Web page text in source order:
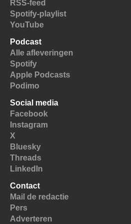
RSS-feed
Spotify-playlist
YouTube
Podcast
Alle afleveringen
Spotify
Apple Podcasts
Podimo
Social media
Facebook
Instagram
X
Bluesky
Threads
LinkedIn
Contact
Mail de redactie
Pers
Adverteren